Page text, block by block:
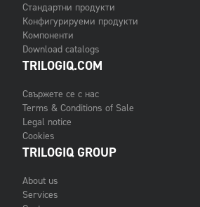
Стандартни продукти
Конфигурируеми продукти
Компоненти
Download catalogs
TRILOGIQ.COM
Свържете се с нас
Terms & Conditions of Sale
Legal notice
Cookies
TRILOGIQ GROUP
About us
Services